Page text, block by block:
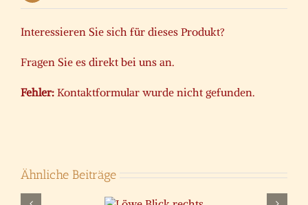
Interessieren Sie sich für dieses Produkt?
Fragen Sie es direkt bei uns an.
Fehler: Kontaktformular wurde nicht gefunden.
Ähnliche Beiträge